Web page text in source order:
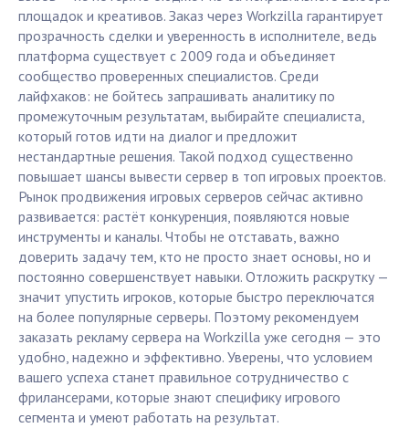
площадок и креативов. Заказ через Workzilla гарантирует
прозрачность сделки и уверенность в исполнителе, ведь
платформа существует с 2009 года и объединяет
сообщество проверенных специалистов. Среди
лайфхаков: не бойтесь запрашивать аналитику по
промежуточным результатам, выбирайте специалиста,
который готов идти на диалог и предложит
нестандартные решения. Такой подход существенно
повышает шансы вывести сервер в топ игровых проектов.
Рынок продвижения игровых серверов сейчас активно
развивается: растёт конкуренция, появляются новые
инструменты и каналы. Чтобы не отставать, важно
доверить задачу тем, кто не просто знает основы, но и
постоянно совершенствует навыки. Отложить раскрутку —
значит упустить игроков, которые быстро переключатся
на более популярные серверы. Поэтому рекомендуем
заказать рекламу сервера на Workzilla уже сегодня — это
удобно, надежно и эффективно. Уверены, что условием
вашего успеха станет правильное сотрудничество с
фрилансерами, которые знают специфику игрового
сегмента и умеют работать на результат.